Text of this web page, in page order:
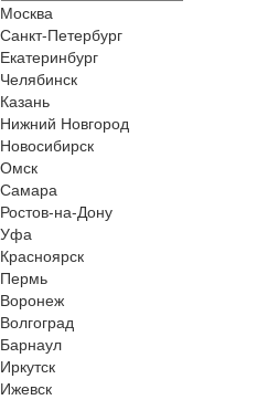
Москва
Санкт-Петербург
Екатеринбург
Челябинск
Казань
Нижний Новгород
Новосибирск
Омск
Самара
Ростов-на-Дону
Уфа
Красноярск
Пермь
Воронеж
Волгоград
Барнаул
Иркутск
Ижевск